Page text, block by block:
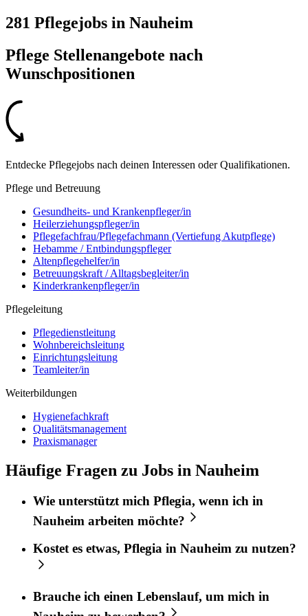
281 Pflegejobs in Nauheim
Pflege Stellenangebote nach
Wunschpositionen
Entdecke Pflegejobs nach deinen Interessen oder Qualifikationen.
Pflege und Betreuung
Gesundheits- und Krankenpfleger/in
Heilerziehungspfleger/in
Pflegefachfrau/Pflegefachmann (Vertiefung Akutpflege)
Hebamme / Entbindungspfleger
Altenpflegehelfer/in
Betreuungskraft / Alltagsbegleiter/in
Kinderkrankenpfleger/in
Pflegeleitung
Pflegedienstleitung
Wohnbereichsleitung
Einrichtungsleitung
Teamleiter/in
Weiterbildungen
Hygienefachkraft
Qualitätsmanagement
Praxismanager
Häufige Fragen zu Jobs in Nauheim
Wie unterstützt mich Pflegia, wenn ich in
Nauheim arbeiten möchte?
Kostet es etwas, Pflegia in Nauheim zu nutzen?
Brauche ich einen Lebenslauf, um mich in